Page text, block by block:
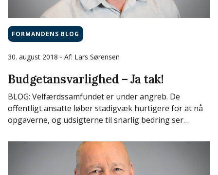
FORMANDENS BLOG
30. august 2018 - Af: Lars Sørensen
Budgetansvarlighed – Ja tak!
BLOG: Velfærdssamfundet er under angreb. De
offentligt ansatte løber stadigvæk hurtigere for at nå
opgaverne, og udsigterne til snarlig bedring ser…